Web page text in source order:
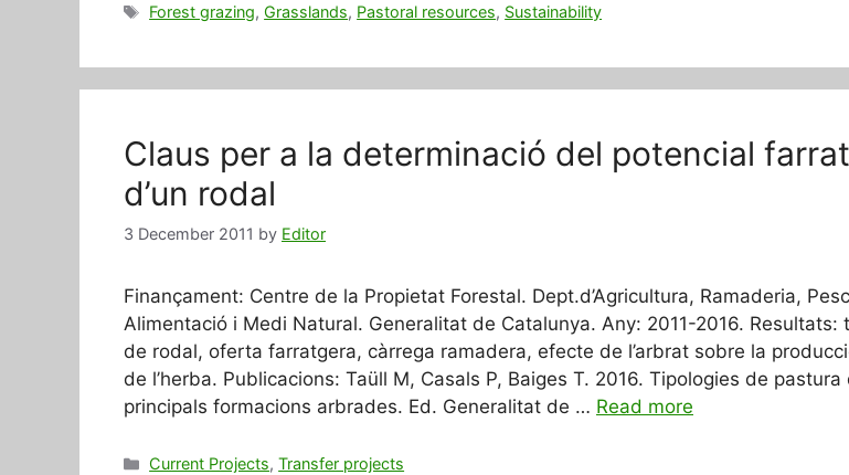
Tags
Forest grazing,Grasslands, Pastoral resources, Sustainability
Claus per a la determinació del potencial
d’un rodal
3 December 2011 by Editor
Finançament: Centre de la Propietat Forestal. Dept.d’Agricultura, Ramaderia,
Alimentació i Medi Natural. Generalitat de Catalunya. Any: 2011-2016. Resultats:
de rodal, oferta farratgera, càrrega ramadera, efecte de l’arbrat sobre la
de l’herba. Publicacions: Taüll M, Casals P, Baiges T. 2016. Tipologies de pastura
principals formacions arbrades. Ed. Generalitat de … Read more
Categories
Current Projects,Transfer projects